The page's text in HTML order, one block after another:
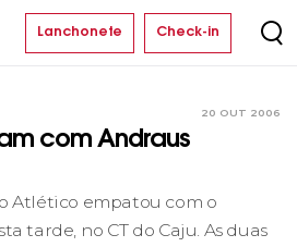
Lanchonete Check-in
20 OUT 2006
com Andraus
Atlético empatou com o
tarde, no CT do Caju. As duas